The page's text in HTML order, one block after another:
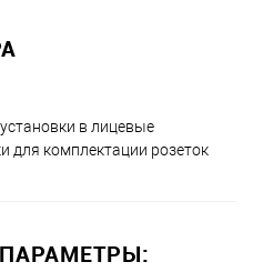
в лицевые
для комплектации розеток